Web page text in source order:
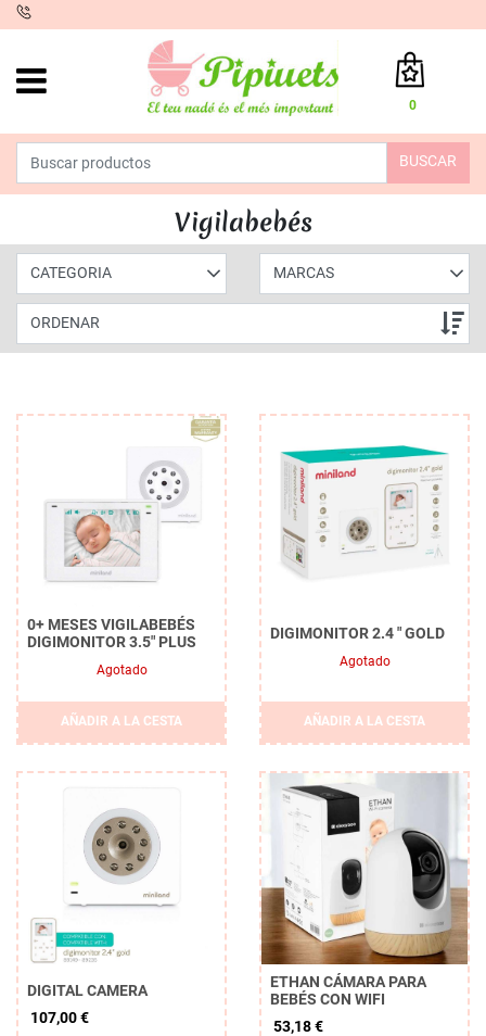
0
Total:
0,00 €
VER CESTA
BUSCAR
Vigilabebés
CATEGORIA
Borrar
APLICAR
MARCAS
ORDENAR
0+ MESES VIGILABEBÉS
DIGIMONITOR 3.5" PLUS
Agotado
AÑADIR A LA CESTA
DIGIMONITOR 2.4 " GOLD
Agotado
AÑADIR A LA CESTA
DIGITAL CAMERA
107,00 €
ETHAN CÁMARA PARA
BEBÉS CON WIFI
53,18 €